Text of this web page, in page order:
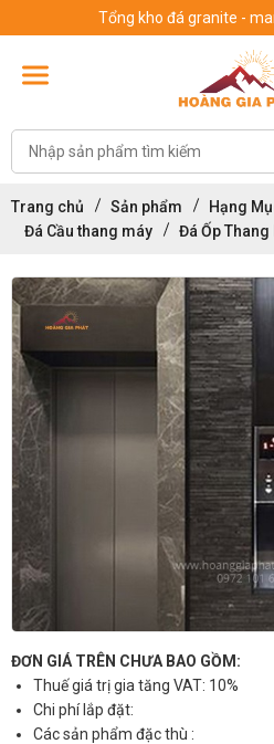
Tổng kho đá granite -
Trang chủ Sản phẩm
Hạng
Đá Cầu thang máy
Đá Ốp Thang
ĐƠN GIÁ TRÊN CHƯA BAO GỒM:
Thuế giá trị gia tăng VAT: 10%
Chi phí lắp đặt:
Các sản phẩm đặc thù :